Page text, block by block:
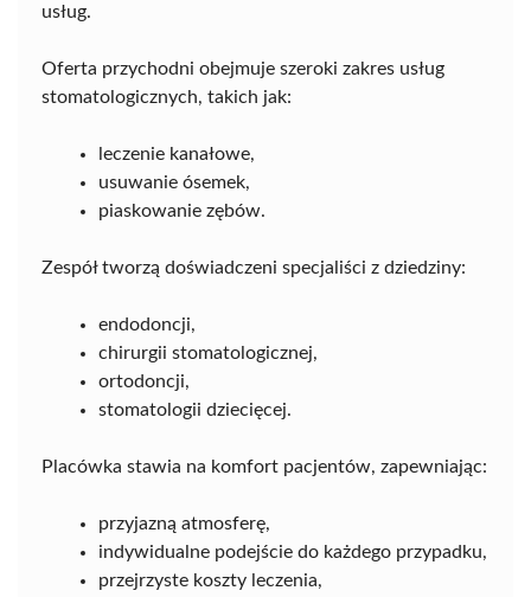
usług.
Oferta przychodni obejmuje szeroki zakres usług
stomatologicznych, takich jak:
leczenie kanałowe,
usuwanie ósemek,
piaskowanie zębów.
Zespół tworzą doświadczeni specjaliści z dziedziny:
endodoncji,
chirurgii stomatologicznej,
ortodoncji,
stomatologii dziecięcej.
Placówka stawia na komfort pacjentów, zapewniając:
przyjazną atmosferę,
indywidualne podejście do każdego przypadku,
przejrzyste koszty leczenia,